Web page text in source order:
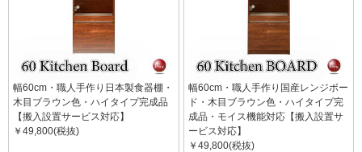
幅60cm・職人手作り日本製食器棚・
木目ブラウン色・ハイタイプ完成品
【搬入設置サービス対応】
￥49,800(税抜)
幅60cm・職人手作り国産レンジボー
ド・木目ブラウン色・ハイタイプ完
成品・モイス機能対応【搬入設置サ
ービス対応】
￥49,800(税抜)